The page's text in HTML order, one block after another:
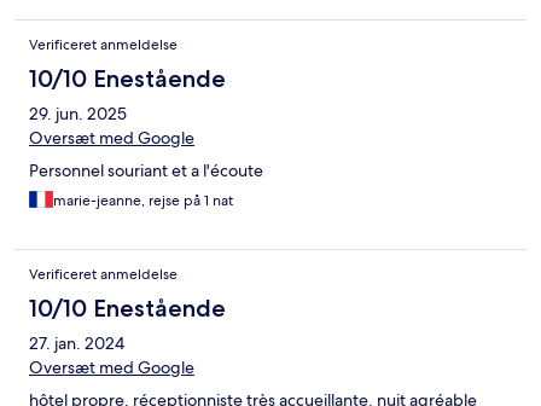
Verificeret anmeldelse
10/10 Enestående
29. jun. 2025
Oversæt med Google
Personnel souriant et a l'écoute
marie-jeanne, rejse på 1 nat
Verificeret anmeldelse
10/10 Enestående
27. jan. 2024
Oversæt med Google
hôtel propre, réceptionniste très accueillante, nuit agréable